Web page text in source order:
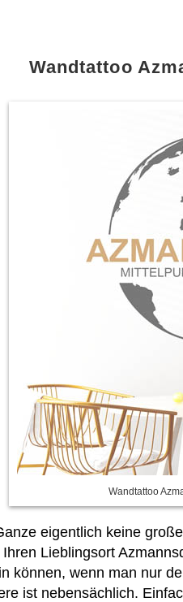
Wandtattoo
Wandtattoo
eigentlich keine
Lieblingsort
können, wenn man nur
ist nebensächlich.